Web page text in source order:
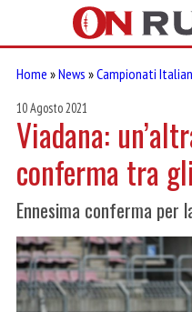
Home »News »Campionati
10 Agosto 2021
Viadana:
conferma tra
Ennesima conferma per